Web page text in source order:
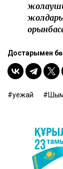
Достарыңмен
әуежай